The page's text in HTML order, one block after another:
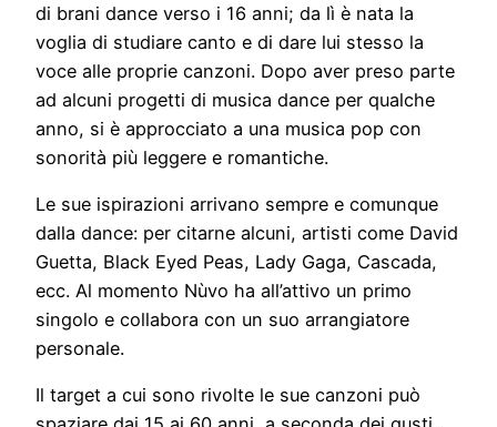
di brani dance verso i 16 anni; da lì è nata la
voglia di studiare canto e di dare lui stesso la
voce alle proprie canzoni. Dopo aver preso parte
ad alcuni progetti di musica dance per qualche
anno, si è approcciato a una musica pop con
sonorità più leggere e romantiche.
Le sue ispirazioni arrivano sempre e comunque
dalla dance: per citarne alcuni, artisti come David
Guetta, Black Eyed Peas, Lady Gaga, Cascada,
ecc. Al momento Nùvo ha all’attivo un primo
singolo e collabora con un suo arrangiatore
personale.
Il target a cui sono rivolte le sue canzoni può